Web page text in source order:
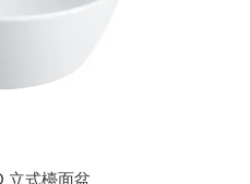
立式檯面盆